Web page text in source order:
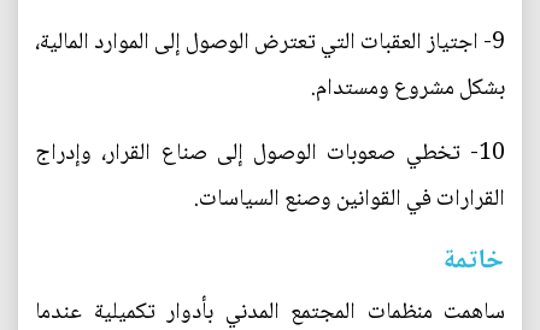
9- اجتياز العقبات التي تعترض الوصول إلى الموارد المالية،
بشكل مشروع ومستدام.
10- تخطي صعوبات الوصول إلى صناع القرار، وإدراج
القرارات في القوانين وصنع السياسات.
خاتمة
ساهمت منظمات المجتمع المدني بأدوار تكميلية عندما